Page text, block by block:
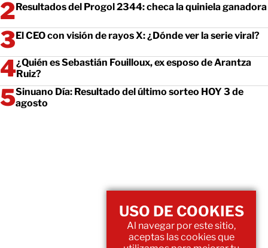
Resultados del Progol 2344: checa la quiniela ganadora
El CEO con visión de rayos X: ¿Dónde ver la serie viral?
¿Quién es Sebastián Fouilloux, ex esposo de Arantza
Ruiz?
Sinuano Día: Resultado del último sorteo HOY 3 de
agosto
USO DE COOKIES
Al navegar por este sitio,
aceptas las cookies que